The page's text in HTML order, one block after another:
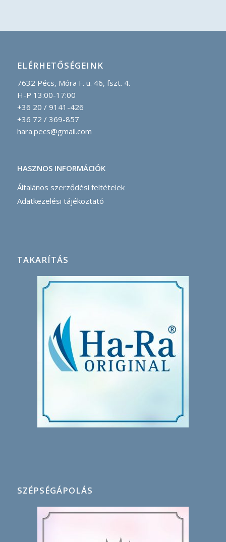
ELÉRHETŐSÉGEINK
7632 Pécs, Móra F. u. 46, fszt. 4.
H-P 13:00-17:00
+36 20 / 9141-426
+36 72 / 369-857
hara.pecs@gmail.com
HASZNOS INFORMÁCIÓK
Általános szerződési feltételek
Adatkezelési tájékoztató
TAKARÍTÁS
SZÉPSÉGÁPOLÁS